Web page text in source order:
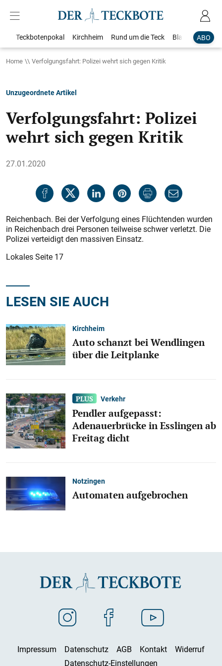
ABO
Teckbotenpokal Kirchheim Rund um die Teck Blaulicht
Home Verfolgungsfahrt: Polizei wehrt sich gegen Kritik
Unzugeordnete Artikel
Verfolgungsfahrt: Polizei
wehrt sich gegen Kritik
27.01.2020
Reichenbach. Bei der Verfolgung eines Flüchtenden wurden
in Reichenbach drei Personen teilweise schwer verletzt. Die
Polizei verteidigt den massiven Einsatz.
Lokales Seite 17
LESEN SIE AUCH
Kirchheim
Auto schanzt bei Wendlingen
über die Leitplanke
Verkehr
Pendler aufgepasst:
Adenauerbrücke in Esslingen ab
Freitag dicht
Notzingen
Automaten aufgebrochen
Impressum Datenschutz AGB Kontakt
Widerruf
Datenschutz-Einstellungen